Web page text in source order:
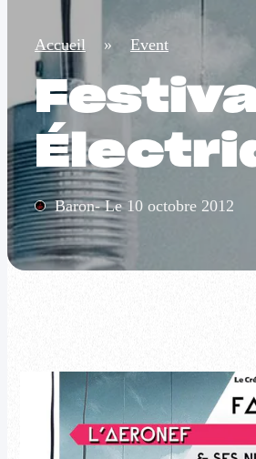
Accueil » Event
Baron- Le 10 octobre 2012